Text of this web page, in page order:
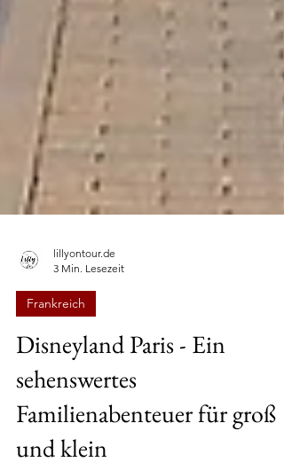
lillyontour.de
3 Min. Lesezeit
Frankreich
Disneyland Paris - Ein
sehenswertes
Familienabenteuer für groß